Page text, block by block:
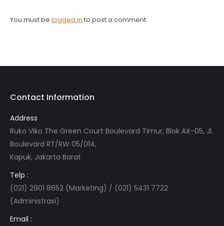
You must be logged in to post a comment.
Contact Information
Address
Ruko Viko The Green Court Boulevard Timur, Blok AX-05, Jl.
Boulevard RT/RW 05/014,
Kapuk, Jakarta Barat
Telp :
(021) 2901 8652 (Marketing) / (021) 5431 7722
(Administrasi)
Email :